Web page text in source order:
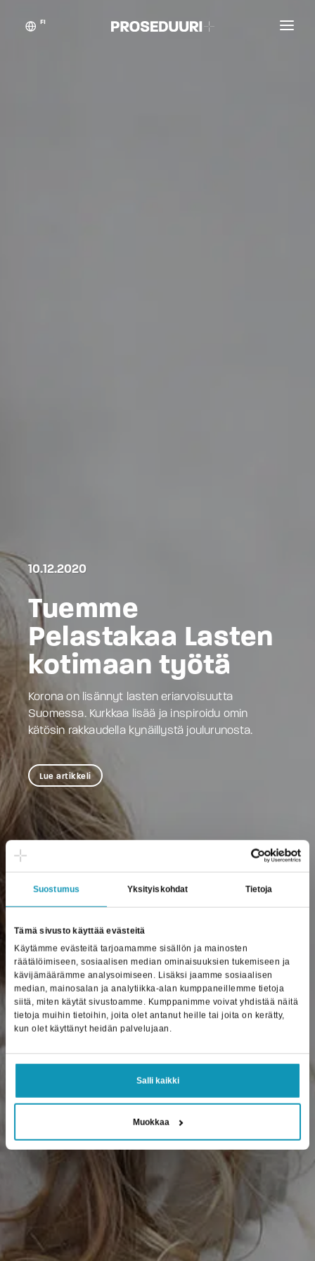
Suostumus Yksityiskohdat Tietoja
Tämä sivusto käyttää evästeitä
Käytämme evästeitä tarjoamamme sisällön ja mainosten
räätälöimiseen, sosiaalisen median ominaisuuksien tukemiseen ja
kävijämäärämme analysoimiseen. Lisäksi jaamme sosiaalisen
median, mainosalan ja analytiikka-alan kumppaneillemme tietoja
siitä, miten käytät sivustoamme. Kumppanimme voivat yhdistää näitä
tietoja muihin tietoihin, joita olet antanut heille tai joita on kerätty,
kun olet käyttänyt heidän palvelujaan.
Salli kaikki
Muokkaa
FI
10.12.2020
Tuemme
Pelastakaa Lasten
kotimaan työtä
Korona on lisännyt lasten eriarvoisuutta
Suomessa. Kurkkaa lisää ja inspiroidu omin
kätösin rakkaudella kynäillystä joulurunosta.
Lue artikkeli